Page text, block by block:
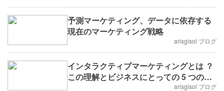
予測マーケティング、データに依存する
現在のマーケティング戦略
arisgisol ブログ
インタラクティブマーケティングとは ？
この理解とビジネスにとっての 5 つの大
arisgisol ブログ